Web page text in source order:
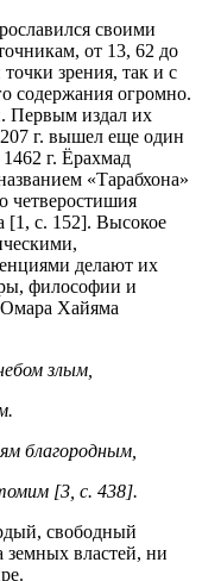
своими
от 13, 62 до
зрения, так и с
содержания огромно.
Первым издал их
г. вышел еще один
г. Ёрахмад
«Тарабхона»
четверостишия
[1, с. 152]. Высокое
делают их
философии и
Хайяма
злым,
благородным,
[3, с. 438].
свободный
земных властей, ни